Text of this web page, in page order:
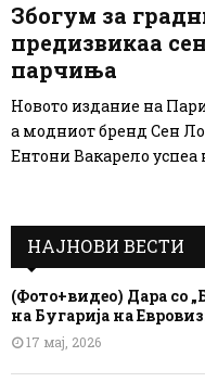
Збогум за
предизвикаа
парчиња
Новото издание на
а модниот бренд Сен
Ентони Вакарело успеа
НАЈНОВИ ВЕСТИ
(Фото+видео) Дара со
на Бугарија на
17 мај, 2026